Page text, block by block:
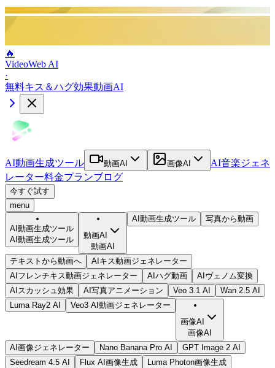
🔥
VideoWeb AI
·
無料キス＆ハグ効果動画AI
AI動画生成ツール 動画AI 画像AI
AI音楽ジェネ
レーター料金プランブログ
今すぐ試す
menu
AI動画生成ツール
AI動画生成ツール
動画AI
動画AI
AI動画生成ツール 写真から動画
テキストから動画へ
AIキス動画ジェネレーター
AIフレンチキス動画ジェネレーター
AIハグ動画
AIヴェノム変換
AIスカッシュ効果
AI写真アニメーション Veo 3.1 AI
Wan 2.5 AI
Luma Ray2 AI
Veo3 AI動画ジェネレーター
画像AI
画像AI
AI画像ジェネレーター
Nano Banana Pro AI
GPT Image 2 AI
Seedream 4.5 AI
Flux AI画像生成 Luma Photon画像生成